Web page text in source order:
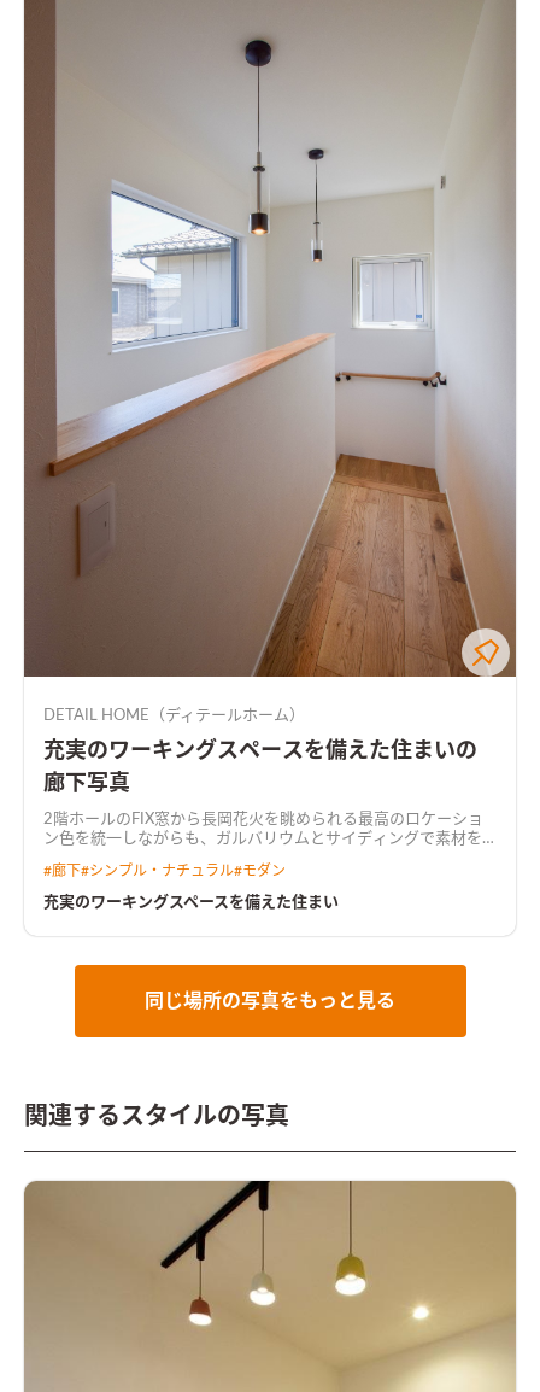
DETAIL HOME（ディテールホーム）
充実のワーキングスペースを備えた住まいの
廊下写真
2階ホールのFIX窓から長岡花火を眺められる最高のロケーショ
ン色を統一しながらも、ガルバリウムとサイディングで素材を
勉強に趣味に最適なワーキングスペースが充実。 より集中でき
るようにダークトーンで揃えました。 １Fには大型のファミリー
き締める。キッチンの上に木目のクロスを配し、間接照明によ
りキッチンの天井に変化を加えた。石目調の高級感あるキッチ
ン石目調のキッチンは高級感をもたらす。奥の扉からは水回りへ
#廊下#シンプル・ナチュラル#モダン
充実のワーキングスペースを備えた住まい
同じ場所の写真をもっと見る
関連するスタイルの写真